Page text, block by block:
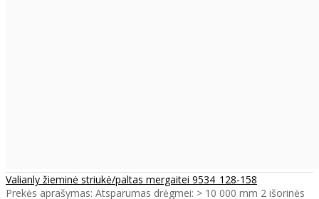
Valianly žieminė striukė/paltas mergaitei 9534_128-158
Prekės aprašymas: Atsparumas drėgmei: > 10 000 mm 2 išorinės